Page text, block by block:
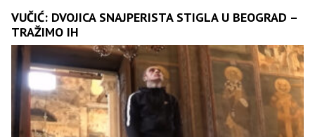
VUČIĆ: DVOJICA SNAJPERISTA STIGLA U BEOGRAD –
TRAŽIMO IH